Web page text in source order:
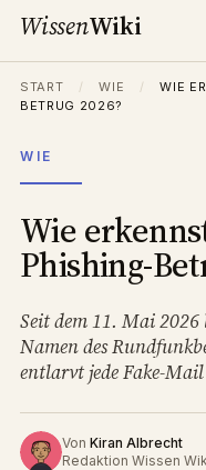
WissenWiki
START / WIE /
WIE
BETRUG 2026?
WIE
Wie
Phishing-
Seit dem 11. Mai
Namen des
entlarvt jede Fake-
Von Kiran Albrecht
Redaktion Wissen